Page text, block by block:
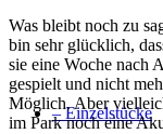
– Einzelstücke
Was bleibt noch zu
bin sehr glücklich,
sie eine Woche nach
gespielt und nicht
Möglich. Aber
im Park noch eine